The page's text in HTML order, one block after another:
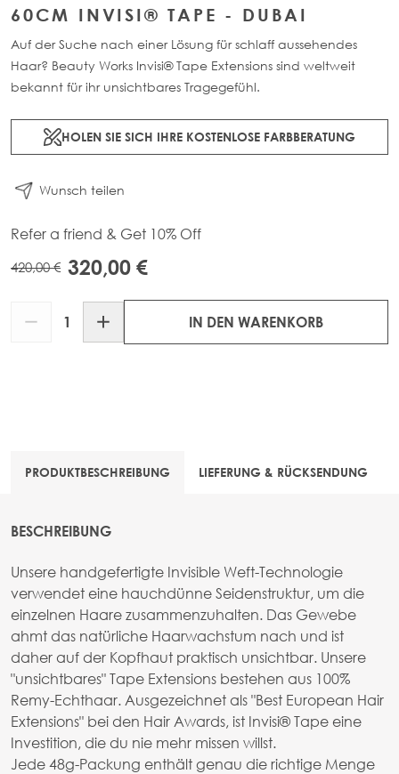
60CM INVISI® TAPE - DUBAI
Auf der Suche nach einer Lösung für schlaff aussehendes
Haar? Beauty Works Invisi® Tape Extensions sind weltweit
bekannt für ihr unsichtbares Tragegefühl.
HOLEN SIE SICH IHRE KOSTENLOSE FARBBERATUNG
Wunsch teilen
Refer a friend & Get 10% Off
420,00 € 320,00 €
IN DEN WARENKORB
PRODUKTBESCHREIBUNG LIEFERUNG & RÜCKSENDUNG
BESCHREIBUNG
Unsere handgefertigte Invisible Weft-Technologie
verwendet eine hauchdünne Seidenstruktur, um die
einzelnen Haare zusammenzuhalten. Das Gewebe
ahmt das natürliche Haarwachstum nach und ist
daher auf der Kopfhaut praktisch unsichtbar. Unsere
"unsichtbares" Tape Extensions bestehen aus 100%
Remy-Echthaar. Ausgezeichnet als "Best European Hair
Extensions" bei den Hair Awards, ist Invisi® Tape eine
Investition, die du nie mehr missen willst.
Jede 48g-Packung enthält genau die richtige Menge